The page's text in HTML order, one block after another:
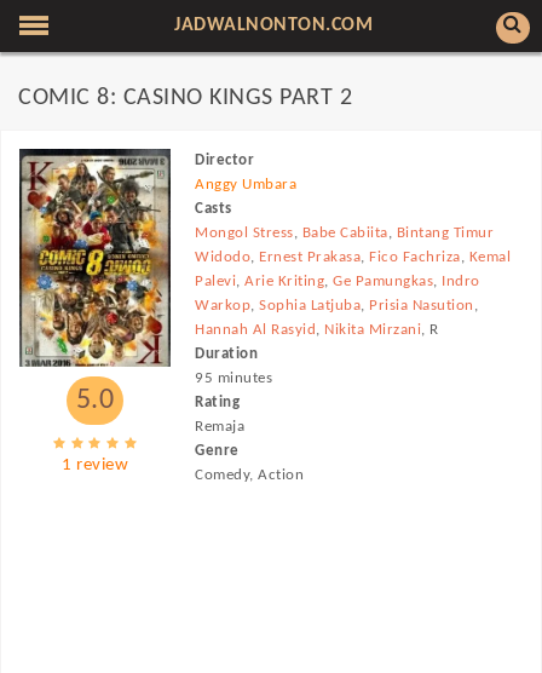
JADWALNONTON.COM
COMIC 8: CASINO KINGS PART 2
5.0
1 review
Director
Anggy Umbara
Casts
Mongol Stress, Babe Cabiita, Bintang Timur
Widodo, Ernest Prakasa, Fico Fachriza, Kemal
Palevi,Arie Kriting,Ge Pamungkas, Indro
Warkop,Sophia Latjuba, Prisia Nasution ,
Hannah Al Rasyid , Nikita Mirzani, R
Duration
95 minutes
Rating
Remaja
Genre
Comedy, Action